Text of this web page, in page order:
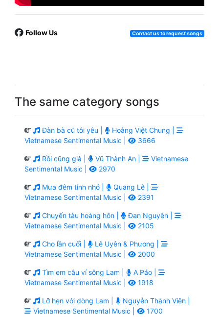
Follow Us Contact us to request songs
The same category songs
Đàn bà cũ tôi yêu |
Hoàng Việt Chung |
Vietnamese Sentimental Music |
3666
Rồi cũng già | Vũ Thành An |
Vietnamese
Sentimental Music |
2970
Mưa đêm tỉnh nhỏ |
Quang Lê |
Vietnamese Sentimental Music |
2391
Chuyến tàu hoàng hôn |
Đan Nguyên |
Vietnamese Sentimental Music |
2105
Cho lần cuối |
Lê Uyên & Phương |
Vietnamese Sentimental Music |
2000
Tìm em câu ví sông Lam |
A Páo |
Vietnamese Sentimental Music |
1918
Lỡ hẹn với dòng Lam |
Nguyễn Thành Viên |
Vietnamese Sentimental Music |
1700